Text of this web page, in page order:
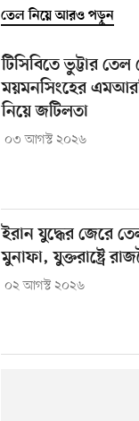
তেল নিয়ে আরও পড়ুন
টিসিবিতে ভুট্টার
ময়মনসিংহের
নিয়ে জটিলতা
০৩ আগস্ট ২০২৬
ইরান যুদ্ধের জেরে
মুনাফা, যুক্তরাষ্ট্রে
০২ আগস্ট ২০২৬